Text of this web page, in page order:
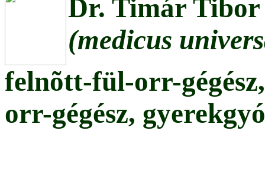
Dr. Timár
(medicus
felnõtt-fül-orr-
orr-gégész,